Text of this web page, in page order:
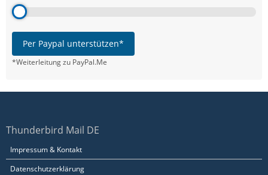
Per Paypal unterstützen*
*Weiterleitung zu PayPal.Me
Thunderbird Mail DE
Impressum & Kontakt
Datenschutzerklärung